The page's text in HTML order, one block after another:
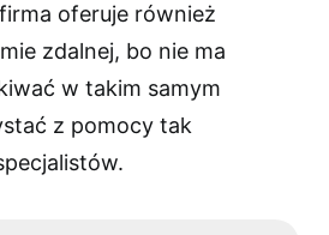
oferuje również
zdalnej, bo nie ma
w takim samym
z pomocy tak